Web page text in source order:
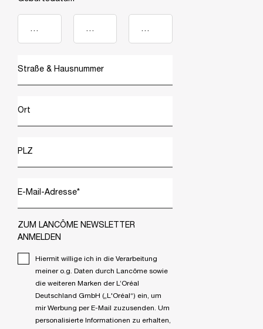
Straße & Hausnummer
Ort
PLZ
E-Mail-Adresse*
ZUM LANCÔME NEWSLETTER
ANMELDEN
Hiermit willige ich in die Verarbeitung
meiner o.g. Daten durch Lancôme sowie
die weiteren Marken der L’Oréal
Deutschland GmbH („L'Oréal“) ein, um
mir Werbung per E-Mail zuzusenden. Um
personalisierte Informationen zu erhalten,